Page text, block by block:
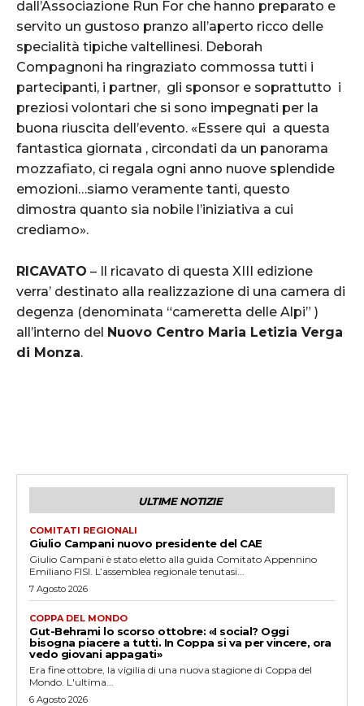
dall’Associazione Run For che hanno preparato e
servito un gustoso pranzo all’aperto ricco delle
specialità tipiche valtellinesi. Deborah
Compagnoni ha ringraziato commossa tutti i
partecipanti, i partner, gli sponsor e soprattutto i
preziosi volontari che si sono impegnati per la
buona riuscita dell’evento. «Essere qui a questa
fantastica giornata , circondati da un panorama
mozzafiato, ci regala ogni anno nuove splendide
emozioni…siamo veramente tanti, questo
dimostra quanto sia nobile l’iniziativa a cui
crediamo».
RICAVATO – Il ricavato di questa XIII edizione
verra’ destinato alla realizzazione di una camera di
degenza (denominata “cameretta delle Alpi” )
all’interno del Nuovo Centro Maria Letizia Verga
di Monza.
ULTIME NOTIZIE
COMITATI REGIONALI
Giulio Campani nuovo presidente del CAE
Giulio Campani è stato eletto alla guida Comitato Appennino
Emiliano FISI. L’assemblea regionale tenutasi...
7 Agosto 2026
COPPA DEL MONDO
Gut-Behrami lo scorso ottobre: «I social? Oggi
bisogna piacere a tutti. In Coppa si va per vincere, ora
vedo giovani appagati»
Era fine ottobre, la vigilia di una nuova stagione di Coppa del
Mondo. L'ultima...
6 Agosto 2026